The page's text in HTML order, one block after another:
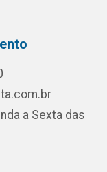
a Sexta das